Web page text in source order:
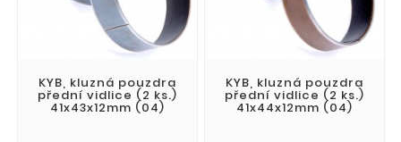
KYB, kluzná pouzdra
přední vidlice (2 ks.)
41x43x12mm (04)
KYB, kluzná pouzdra
přední vidlice (2 ks.)
41x44x12mm (04)